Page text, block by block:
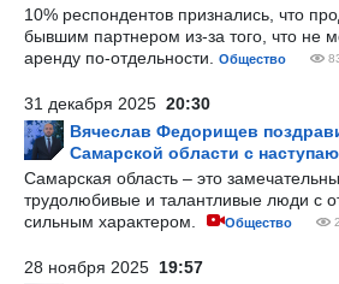
10% респондентов признались, что
бывшим партнером из-за того, что не
аренду по-отдельности.
Общество
31 декабря 2025 20:30
Вячеслав Федорищев
Самарской области с
Самарская область – это
трудолюбивые и талантливые люди с
сильным характером.
Общество
28 ноября 2025 19:57